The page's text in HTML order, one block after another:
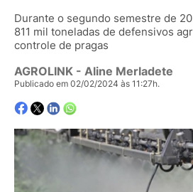
Durante o segundo semestre de
811 mil toneladas de defensivos
controle de pragas
AGROLINK - Aline Merladete
Publicado em 02/02/2024 às 11:27h.